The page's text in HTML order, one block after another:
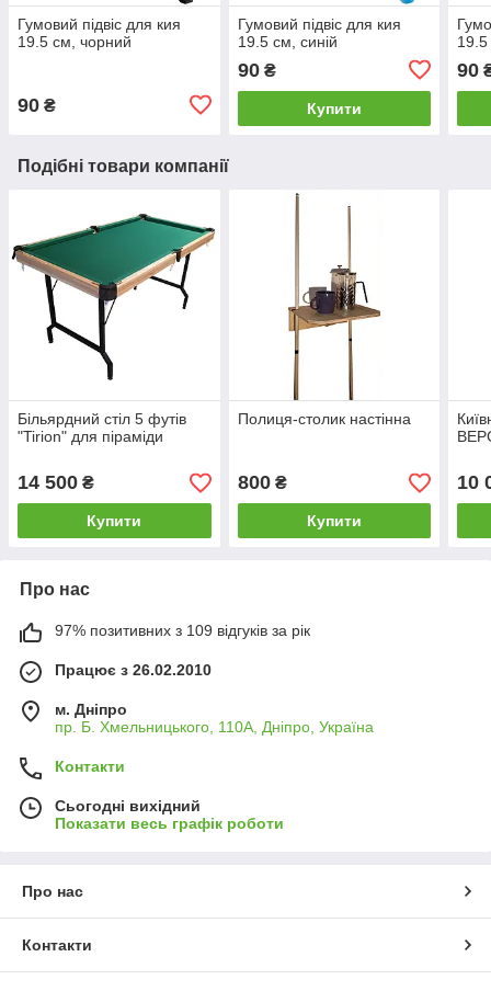
Гумовий підвіс для кия
19.5 см, чорний
90 ₴
Гумовий підвіс для кия
19.5 см, синій
90₴
Купити
90
Подібні товари компанії
Більярдний стіл 5 футів
"Tirion" для піраміди
14 500 ₴
Купити
Полиця-столик настінна
800₴
Купити
10
Про нас
97% позитивних з 109 відгуків за рік
Працює з 26.02.2010
м. Дніпро
пр. Б. Хмельницького, 110А, Дніпро, Україна
Контакти
Сьогодні вихідний
Показати весь графік роботи
Про нас
Контакти